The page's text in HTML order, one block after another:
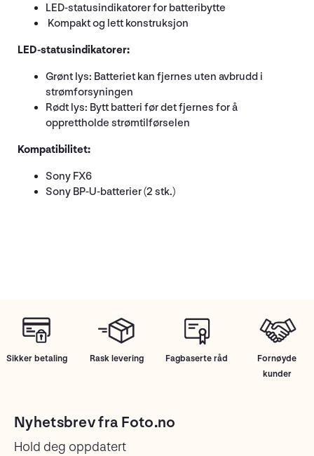
LED-statusindikatorer for batteribytte
Kompakt og lett konstruksjon
LED-statusindikatorer:
Grønt lys: Batteriet kan fjernes uten avbrudd i
strømforsyningen
Rødt lys: Bytt batteri før det fjernes for å
opprettholde strømtilførselen
Kompatibilitet:
Sony FX6
Sony BP-U-batterier (2 stk.)
Sikker betaling Rask levering Fagbaserte råd
Fornøyde
kunder
Nyhetsbrev fra Foto.no
Hold deg oppdatert